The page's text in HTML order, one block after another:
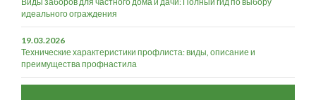
идеального ограждения
19.03.2026
Технические характеристики профлиста: виды, описание и
преимущества профнастила